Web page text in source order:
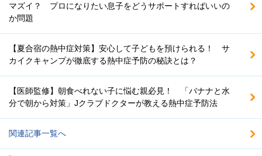
マズイ？ プロになりたい息子をどうサポートすればいいの
か問題
【夏合宿の熱中症対策】安心して子どもを預けられる！ サ
カイクキャンプが徹底する熱中症予防の秘訣とは？
【医師監修】朝食べれない子に悩む親必見！ 「バナナと水
分で朝から対策」Jクラブドクターが教える熱中症予防法
関連記事一覧へ